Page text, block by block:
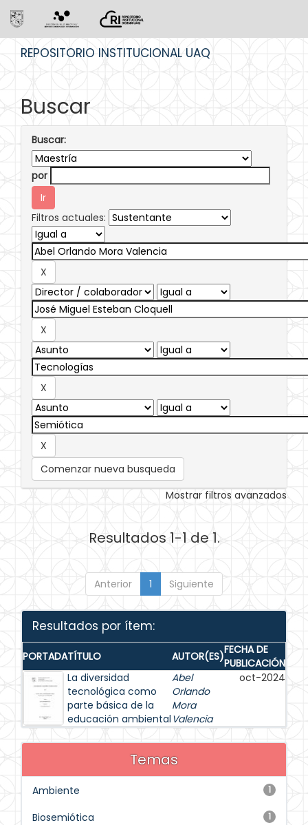
REPOSITORIO INSTITUCIONAL UAQ
Buscar
Buscar:
por
Filtros actuales:
Comenzar nueva busqueda
Mostrar filtros avanzados
Resultados 1-1 de 1.
Anterior 1 Siguiente
Resultados por ítem:
PORTADATÍTULO AUTOR(ES)FECHA DE
PUBLICACIÓN
La diversidad
tecnológica como
parte básica de la
educación ambiental
Abel
Orlando
Mora
Valencia
oct-2024
Temas
1
Ambiente
1
Biosemiótica